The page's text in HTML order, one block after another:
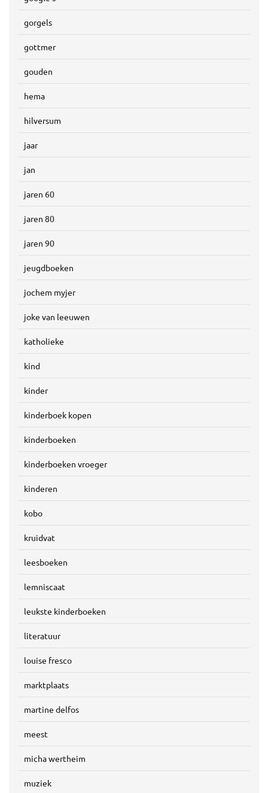
gorgels
gottmer
gouden
hema
hilversum
jaar
jan
jaren 60
jaren 80
jaren 90
jeugdboeken
jochem myjer
joke van leeuwen
katholieke
kind
kinder
kinderboek kopen
kinderboeken
kinderboeken vroeger
kinderen
kobo
kruidvat
leesboeken
lemniscaat
leukste kinderboeken
literatuur
louise fresco
marktplaats
martine delfos
meest
micha wertheim
muziek